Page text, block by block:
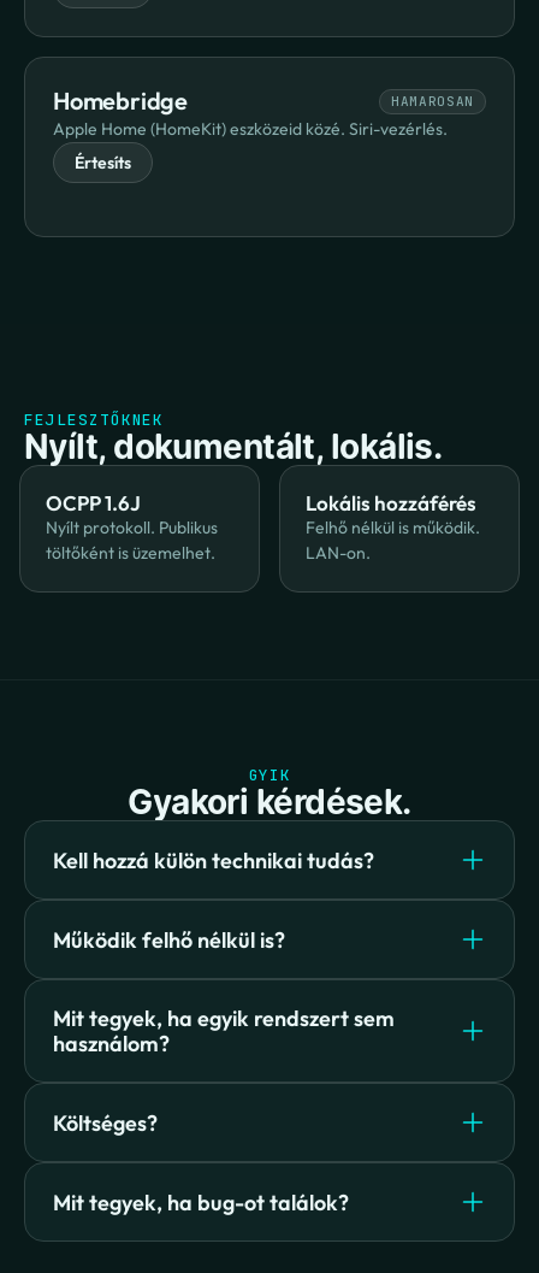
Homebridge HAMAROSAN
Apple Home (HomeKit) eszközeid közé. Siri-vezérlés.
Értesíts
FEJLESZTŐKNEK
Nyílt, dokumentált, lokális.
OCPP 1.6J
Nyílt protokoll. Publikus
töltőként is üzemelhet.
Lokális hozzáférés
Felhő nélkül is működik.
LAN-on.
GYIK
Gyakori kérdések.
Kell hozzá külön technikai tudás?
Működik felhő nélkül is?
Mit tegyek, ha egyik rendszert sem
használom?
Költséges?
Mit tegyek, ha bug-ot találok?